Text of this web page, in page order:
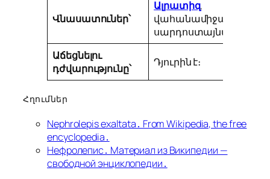
Վնասատուներ՝
Ալրատիզ,
վահանամիջատ,
սարդոստայնային
Աճեցնելու
դժվարությունը՝
Դյուրին է։
Հղումներ
Nephrolepis exaltata․ From Wikipedia, the free
encyclopedia․
Нефролепис․ Материал из Википедии —
свободной энциклопедии․